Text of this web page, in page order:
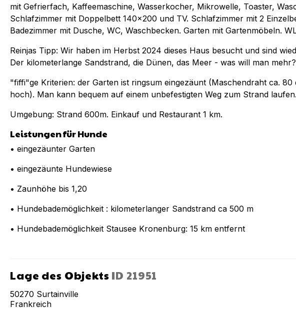
mit Gefrierfach, Kaffeemaschine, Wasserkocher, Mikrowelle, Toaster,
Schlafzimmer mit Doppelbett 140x200 und TV. Schlafzimmer mit 2
Badezimmer mit Dusche, WC, Waschbecken. Garten mit Gartenmöbeln.
Reinjas Tipp: Wir haben im Herbst 2024 dieses Haus besucht und sind
Der kilometerlange Sandstrand, die Dünen, das Meer - was will man
"fiffi"ge Kriterien: der Garten ist ringsum eingezäunt (Maschendraht ca. 80
hoch). Man kann bequem auf einem unbefestigten Weg zum Strand laufen.
Umgebung: Strand 600m. Einkauf und Restaurant 1 km.
Leistungen für Hunde
• eingezäunter Garten
• eingezäunte Hundewiese
• Zaunhöhe bis 1,20
• Hundebademöglichkeit : kilometerlanger Sandstrand ca 500 m
• Hundebademöglichkeit Stausee Kronenburg: 15 km entfernt
Lage des Objekts ID 21951
50270 Surtainville
Frankreich